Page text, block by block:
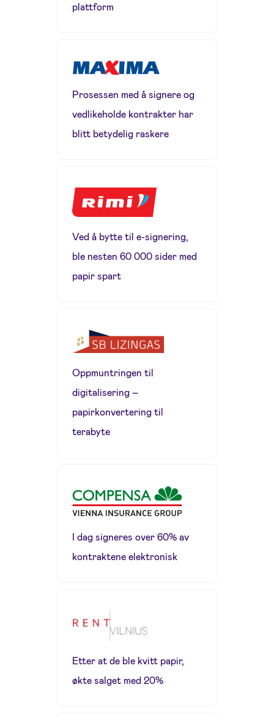
plattform
Prosessen med å signere og
vedlikeholde kontrakter har
blitt betydelig raskere
Ved å bytte til e-signering,
ble nesten 60 000 sider med
papir spart
Oppmuntringen til
digitalisering –
papirkonvertering til
terabyte
I dag signeres over 60% av
kontraktene elektronisk
Etter at de ble kvitt papir,
økte salget med 20%